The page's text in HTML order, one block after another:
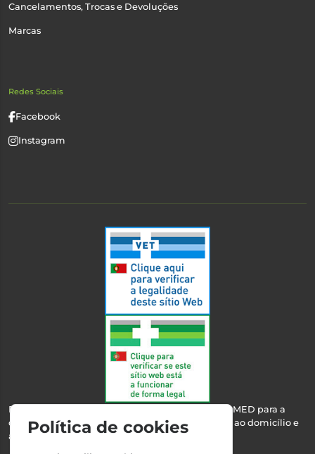
Cancelamentos, Trocas e Devoluções
Marcas
Redes Sociais
Facebook
Instagram
Esta farmácia encontra-se autorizada pelo INFARMED para a
dispensa de medicamentos e produtos de saúde ao domicílio e
através da internet.
Política de cookies